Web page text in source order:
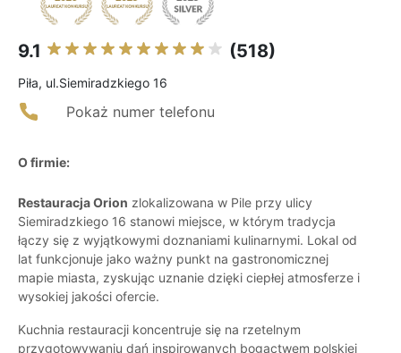
9.1 (518)
Piła, ul.Siemiradzkiego 16
Pokaż numer telefonu
O firmie:
Restauracja Orion zlokalizowana w Pile przy ulicy
Siemiradzkiego 16 stanowi miejsce, w którym tradycja
łączy się z wyjątkowymi doznaniami kulinarnymi. Lokal od
lat funkcjonuje jako ważny punkt na gastronomicznej
mapie miasta, zyskując uznanie dzięki ciepłej atmosferze i
wysokiej jakości ofercie.
Kuchnia restauracji koncentruje się na rzetelnym
przygotowywaniu dań inspirowanych bogactwem polskiej